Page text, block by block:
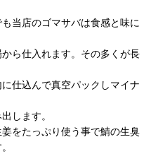
当店のゴマサバは食感と味に
ら仕入れます。その多くが長
仕込んで真空パックしマイナ
します。
をたっぷり使う事で鯖の生臭